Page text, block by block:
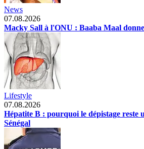
News
07.08.2026
Macky Sall à l'ONU : Baaba Maal
Lifestyle
07.08.2026
Hépatite B : pourquoi le dépistage reste
Sénégal